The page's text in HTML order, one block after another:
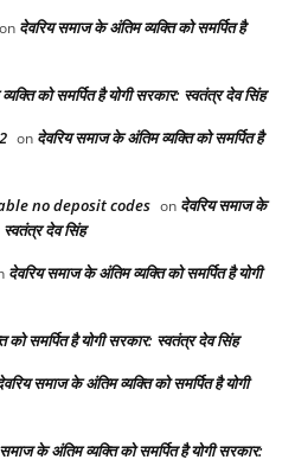
on देवरिय समाज के अंतिम व्यक्ति को समर्पित है
को समर्पित है योगी सरकार: स्वतंत्र देव सिंह
on देवरिय समाज के अंतिम व्यक्ति को समर्पित है
no deposit codes on देवरिय समाज के
स्वतंत्र देव सिंह
देवरिय समाज के अंतिम व्यक्ति को समर्पित है योगी
को समर्पित है योगी सरकार: स्वतंत्र देव सिंह
समाज के अंतिम व्यक्ति को समर्पित है योगी
के अंतिम व्यक्ति को समर्पित है योगी सरकार: